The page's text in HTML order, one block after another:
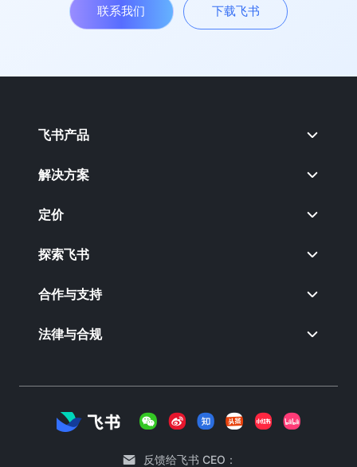
联系我们 下载飞书
飞书产品
解决方案
定价
探索飞书
合作与支持
法律与合规
反馈给飞书 CEO：